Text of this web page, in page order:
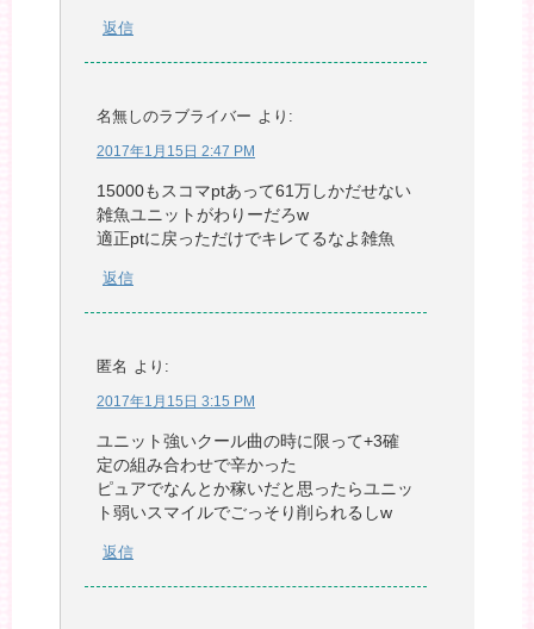
返信
名無しのラブライバー より:
2017年1月15日 2:47 PM
15000もスコマptあって61万しかだせない
雑魚ユニットがわりーだろw
適正ptに戻っただけでキレてるなよ雑魚
返信
匿名 より:
2017年1月15日 3:15 PM
ユニット強いクール曲の時に限って+3確
定の組み合わせで辛かった
ピュアでなんとか稼いだと思ったらユニッ
ト弱いスマイルでごっそり削られるしw
返信